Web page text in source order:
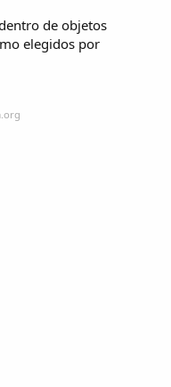
de objetos
elegidos por